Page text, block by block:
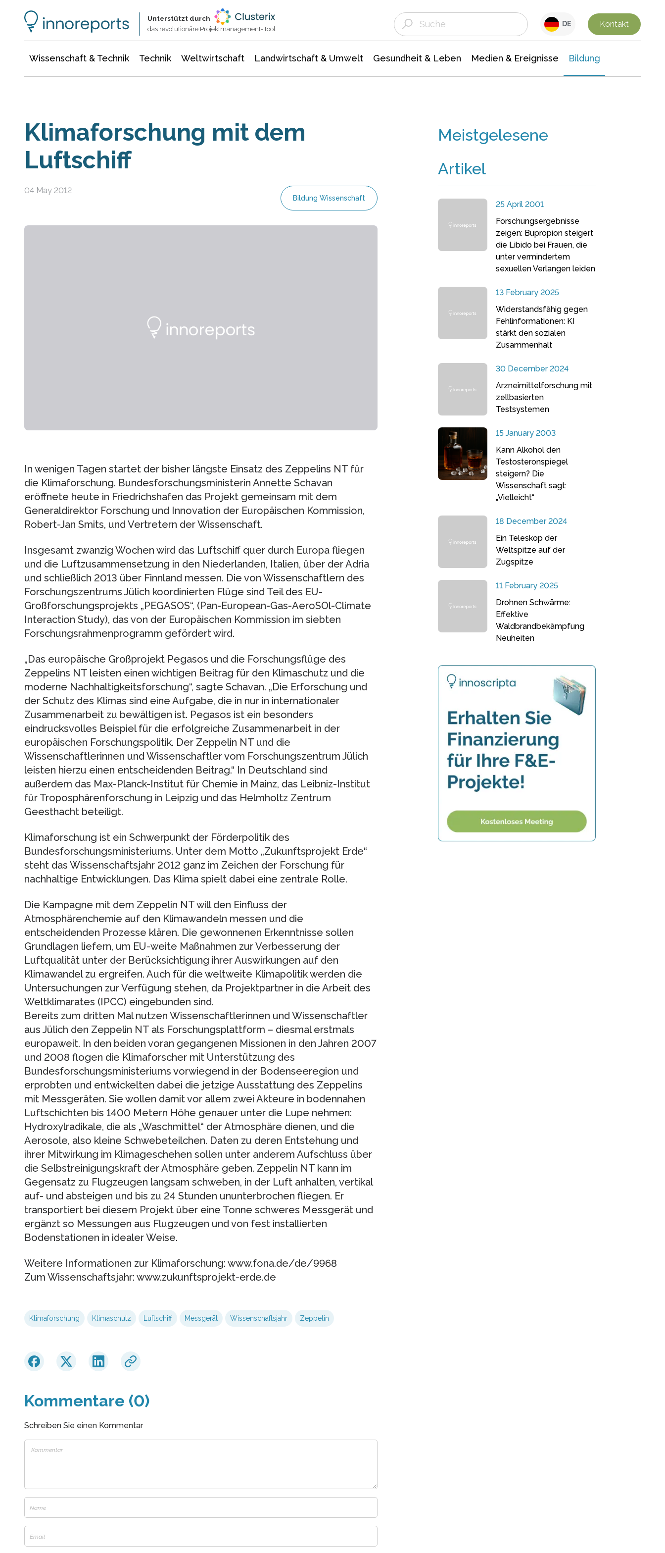
Unterstützt durch
das revolutionäre Projektmanagement-Tool
DE Kontakt
Wissenschaft & Technik Technik Weltwirtschaft Landwirtschaft & Umwelt Gesundheit & Leben Medien & Ereignisse Bildung
Klimaforschung mit dem
Luftschiff
04 May 2012
Bildung Wissenschaft
In wenigen Tagen startet der bisher längste Einsatz des Zeppelins NT für
die Klimaforschung. Bundesforschungsministerin Annette Schavan
eröffnete heute in Friedrichshafen das Projekt gemeinsam mit dem
Generaldirektor Forschung und Innovation der Europäischen Kommission,
Robert-Jan Smits, und Vertretern der Wissenschaft.
Insgesamt zwanzig Wochen wird das Luftschiff quer durch Europa fliegen
und die Luftzusammensetzung in den Niederlanden, Italien, über der Adria
und schließlich 2013 über Finnland messen. Die von Wissenschaftlern des
Forschungszentrums Jülich koordinierten Flüge sind Teil des EU-
Großforschungsprojekts „PEGASOS“, (Pan-European-Gas-AeroSOl-Climate
Interaction Study), das von der Europäischen Kommission im siebten
Forschungsrahmenprogramm gefördert wird.
„Das europäische Großprojekt Pegasos und die Forschungsflüge des
Zeppelins NT leisten einen wichtigen Beitrag für den Klimaschutz und die
moderne Nachhaltigkeitsforschung“, sagte Schavan. „Die Erforschung und
der Schutz des Klimas sind eine Aufgabe, die in nur in internationaler
Zusammenarbeit zu bewältigen ist. Pegasos ist ein besonders
eindrucksvolles Beispiel für die erfolgreiche Zusammenarbeit in der
europäischen Forschungspolitik. Der Zeppelin NT und die
Wissenschaftlerinnen und Wissenschaftler vom Forschungszentrum Jülich
leisten hierzu einen entscheidenden Beitrag.“ In Deutschland sind
außerdem das Max-Planck-Institut für Chemie in Mainz, das Leibniz-Institut
für Troposphärenforschung in Leipzig und das Helmholtz Zentrum
Geesthacht beteiligt.
Klimaforschung ist ein Schwerpunkt der Förderpolitik des
Bundesforschungsministeriums. Unter dem Motto „Zukunftsprojekt Erde“
steht das Wissenschaftsjahr 2012 ganz im Zeichen der Forschung für
nachhaltige Entwicklungen. Das Klima spielt dabei eine zentrale Rolle.
Die Kampagne mit dem Zeppelin NT will den Einfluss der
Atmosphärenchemie auf den Klimawandeln messen und die
entscheidenden Prozesse klären. Die gewonnenen Erkenntnisse sollen
Grundlagen liefern, um EU-weite Maßnahmen zur Verbesserung der
Luftqualität unter der Berücksichtigung ihrer Auswirkungen auf den
Klimawandel zu ergreifen. Auch für die weltweite Klimapolitik werden die
Untersuchungen zur Verfügung stehen, da Projektpartner in die Arbeit des
Weltklimarates (IPCC) eingebunden sind.
Bereits zum dritten Mal nutzen Wissenschaftlerinnen und Wissenschaftler
aus Jülich den Zeppelin NT als Forschungsplattform – diesmal erstmals
europaweit. In den beiden voran gegangenen Missionen in den Jahren 2007
und 2008 flogen die Klimaforscher mit Unterstützung des
Bundesforschungsministeriums vorwiegend in der Bodenseeregion und
erprobten und entwickelten dabei die jetzige Ausstattung des Zeppelins
mit Messgeräten. Sie wollen damit vor allem zwei Akteure in bodennahen
Luftschichten bis 1400 Metern Höhe genauer unter die Lupe nehmen:
Hydroxylradikale, die als „Waschmittel“ der Atmosphäre dienen, und die
Aerosole, also kleine Schwebeteilchen. Daten zu deren Entstehung und
ihrer Mitwirkung im Klimageschehen sollen unter anderem Aufschluss über
die Selbstreinigungskraft der Atmosphäre geben. Zeppelin NT kann im
Gegensatz zu Flugzeugen langsam schweben, in der Luft anhalten, vertikal
auf- und absteigen und bis zu 24 Stunden ununterbrochen fliegen. Er
transportiert bei diesem Projekt über eine Tonne schweres Messgerät und
ergänzt so Messungen aus Flugzeugen und von fest installierten
Bodenstationen in idealer Weise.
Weitere Informationen zur Klimaforschung: www.fona.de/de/9968
Zum Wissenschaftsjahr: www.zukunftsprojekt-erde.de
Klimaforschung Klimaschutz Luftschiff Messgerät Wissenschaftsjahr Zeppelin
Kommentare (0)
Schreiben Sie einen Kommentar
Meistgelesene
Artikel
25 April 2001
Forschungsergebnisse
zeigen: Bupropion steigert
die Libido bei Frauen, die
unter vermindertem
sexuellen Verlangen leiden
13 February 2025
Widerstandsfähig gegen
Fehlinformationen: KI
stärkt den sozialen
Zusammenhalt
30 December 2024
Arzneimittelforschung mit
zellbasierten
Testsystemen
15 January 2003
Kann Alkohol den
Testosteronspiegel
steigern? Die
Wissenschaft sagt:
„Vielleicht“
18 December 2024
Ein Teleskop der
Weltspitze auf der
Zugspitze
11 February 2025
Drohnen Schwärme:
Effektive
Waldbrandbekämpfung
Neuheiten